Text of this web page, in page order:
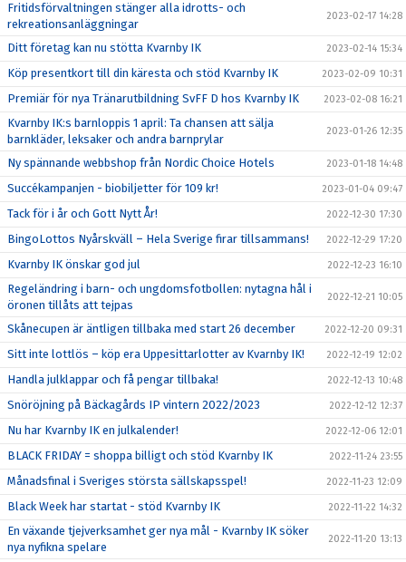
Fritidsförvaltningen stänger alla idrotts- och
rekreationsanläggningar
2023-02-17 14:28
Ditt företag kan nu stötta Kvarnby IK 2023-02-14 15:34
Köp presentkort till din käresta och stöd Kvarnby IK 2023-02-09 10:31
Premiär för nya Tränarutbildning SvFF D hos Kvarnby IK 2023-02-08 16:21
Kvarnby IK:s barnloppis 1 april: Ta chansen att sälja
barnkläder, leksaker och andra barnprylar
2023-01-26 12:35
Ny spännande webbshop från Nordic Choice Hotels 2023-01-18 14:48
Succékampanjen - biobiljetter för 109 kr! 2023-01-04 09:47
Tack för i år och Gott Nytt År! 2022-12-30 17:30
BingoLottos Nyårskväll – Hela Sverige firar tillsammans! 2022-12-29 17:20
Kvarnby IK önskar god jul 2022-12-23 16:10
Regeländring i barn- och ungdomsfotbollen: nytagna hål i
öronen tillåts att tejpas
2022-12-21 10:05
Skånecupen är äntligen tillbaka med start 26 december 2022-12-20 09:31
Sitt inte lottlös – köp era Uppesittarlotter av Kvarnby IK! 2022-12-19 12:02
Handla julklappar och få pengar tillbaka! 2022-12-13 10:48
Snöröjning på Bäckagårds IP vintern 2022/2023 2022-12-12 12:37
Nu har Kvarnby IK en julkalender! 2022-12-06 12:01
BLACK FRIDAY = shoppa billigt och stöd Kvarnby IK 2022-11-24 23:55
Månadsfinal i Sveriges största sällskapsspel! 2022-11-23 12:09
Black Week har startat - stöd Kvarnby IK 2022-11-22 14:32
En växande tjejverksamhet ger nya mål - Kvarnby IK söker
nya nyfikna spelare
2022-11-20 13:13